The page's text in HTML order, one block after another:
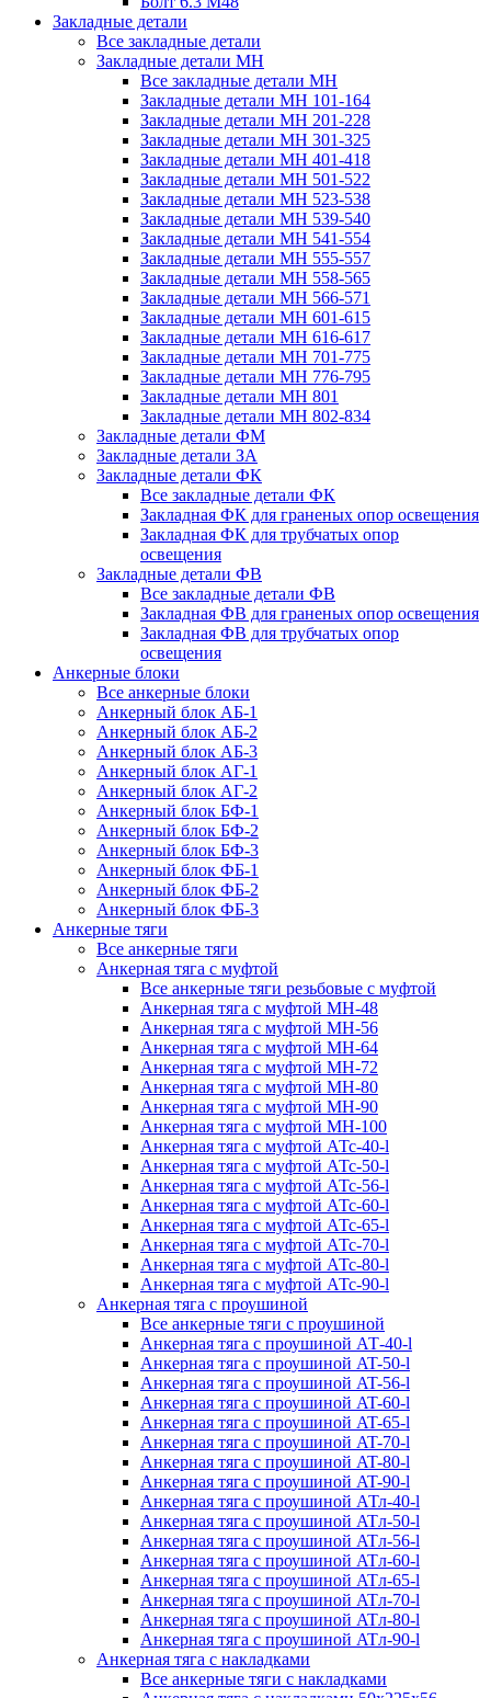
Закладные детали
Все закладные детали
Закладные детали МН
Все закладные детали МН
Закладные детали МН 101-164
Закладные детали МН 201-228
Закладные детали МН 301-325
Закладные детали МН 401-418
Закладные детали МН 501-522
Закладные детали МН 523-538
Закладные детали МН 539-540
Закладные детали МН 541-554
Закладные детали МН 555-557
Закладные детали МН 558-565
Закладные детали МН 566-571
Закладные детали МН 601-615
Закладные детали МН 616-617
Закладные детали МН 701-775
Закладные детали МН 776-795
Закладные детали МН 801
Закладные детали МН 802-834
Закладные детали ФМ
Закладные детали ЗА
Закладные детали ФК
Все закладные детали ФК
Закладная ФК для граненых опор освещения
Закладная ФК для трубчатых опор
освещения
Закладные детали ФВ
Все закладные детали ФВ
Закладная ФВ для граненых опор освещения
Закладная ФВ для трубчатых опор
освещения
Анкерные блоки
Все анкерные блоки
Анкерный блок АБ-1
Анкерный блок АБ-2
Анкерный блок АБ-3
Анкерный блок АГ-1
Анкерный блок АГ-2
Анкерный блок БФ-1
Анкерный блок БФ-2
Анкерный блок БФ-3
Анкерный блок ФБ-1
Анкерный блок ФБ-2
Анкерный блок ФБ-3
Анкерные тяги
Все анкерные тяги
Анкерная тяга с муфтой
Все анкерные тяги резьбовые с муфтой
Анкерная тяга с муфтой МН-48
Анкерная тяга с муфтой МН-56
Анкерная тяга с муфтой МН-64
Анкерная тяга с муфтой МН-72
Анкерная тяга с муфтой МН-80
Анкерная тяга с муфтой МН-90
Анкерная тяга с муфтой МН-100
Анкерная тяга с муфтой АТс-40-l
Анкерная тяга с муфтой АТс-50-l
Анкерная тяга с муфтой АТс-56-l
Анкерная тяга с муфтой АТс-60-l
Анкерная тяга с муфтой АТс-65-l
Анкерная тяга с муфтой АТс-70-l
Анкерная тяга с муфтой АТс-80-l
Анкерная тяга с муфтой АТс-90-l
Анкерная тяга с проушиной
Все анкерные тяги с проушиной
Анкерная тяга с проушиной АТ-40-l
Анкерная тяга с проушиной AT-50-l
Анкерная тяга с проушиной AT-56-l
Анкерная тяга с проушиной AT-60-l
Анкерная тяга с проушиной AT-65-l
Анкерная тяга с проушиной AT-70-l
Анкерная тяга с проушиной AT-80-l
Анкерная тяга с проушиной AT-90-l
Анкерная тяга с проушиной АТл-40-l
Анкерная тяга с проушиной ATл-50-l
Анкерная тяга с проушиной ATл-56-l
Анкерная тяга с проушиной ATл-60-l
Анкерная тяга с проушиной ATл-65-l
Анкерная тяга с проушиной ATл-70-l
Анкерная тяга с проушиной ATл-80-l
Анкерная тяга с проушиной ATл-90-l
Анкерная тяга с накладками
Все анкерные тяги с накладками